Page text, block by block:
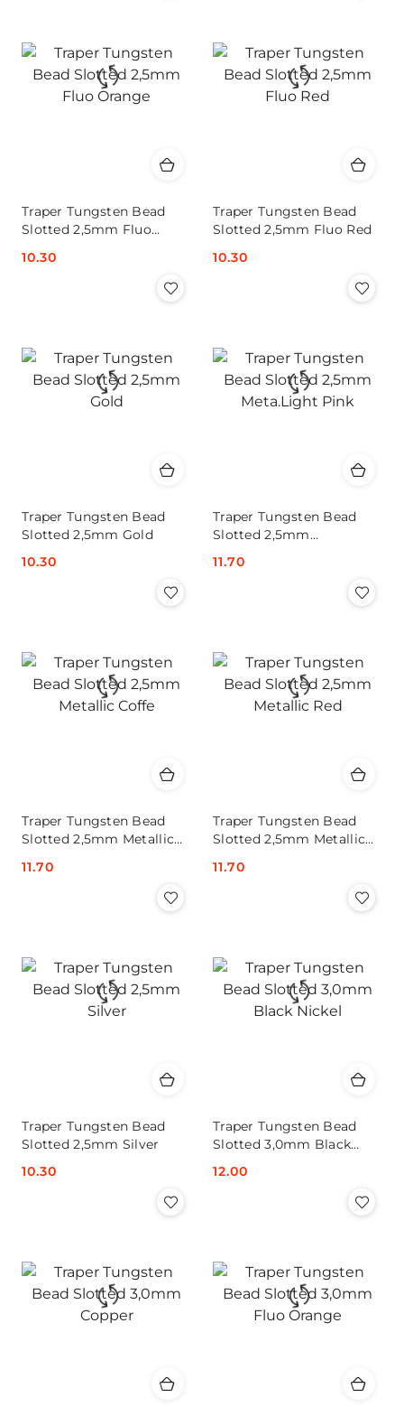
Traper Tungsten Bead
Slotted 2,5mm Fluo
Cena:
10.30
Traper Tungsten Bead
Slotted 2,5mm Fluo Red
Cena:
10.30
Traper Tungsten Bead
Slotted 2,5mm Gold
Cena:
10.30
Traper Tungsten Bead
Slotted 2,5mm
Cena:
11.70
Traper Tungsten Bead
Slotted 2,5mm Metallic
Cena:
11.70
Traper Tungsten Bead
Slotted 2,5mm Metallic
Cena:
11.70
Traper Tungsten Bead
Slotted 2,5mm Silver
Cena:
10.30
Traper Tungsten Bead
Slotted 3,0mm Black
Cena:
12.00